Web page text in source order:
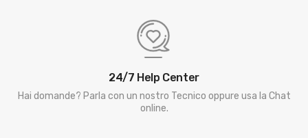
24/7 Help Center
Hai domande? Parla con un nostro Tecnico oppure usa la Chat
online.